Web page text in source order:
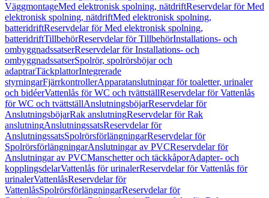
VäggmontageMed elektronisk spolning, nätdriftReservdelar för Med
elektronisk spolning, nätdriftMed elektronisk spolning,
batteridriftReservdelar för Med elektronisk spolning,
batteridriftTillbehörReservdelar för TillbehörInstallations- och
ombyggnadssatserReservdelar för Installations- och
ombyggnadssatserSpolrör, spolrörsböjar och
adaptrarTäckplattorIntegrerade
styrningarFjärrkontrollerApparatanslutningar för toaletter, urinaler
och bidéerVattenlås för WC och tvättställReservdelar för Vattenlås
för WC och tvättställAnslutningsböjarReservdelar för
AnslutningsböjarRak anslutningReservdelar för Rak
anslutningAnslutningssatsReservdelar för
AnslutningssatsSpolrörsförlängningarReservdelar för
SpolrörsförlängningarAnslutningar av PVCReservdelar för
Anslutningar av PVCManschetter och täckkåporAdapter- och
kopplingsdelarVattenlås för urinalerReservdelar för Vattenlås för
urinalerVattenlåsReservdelar för
VattenlåsSpolrörsförlängningarReservdelar för